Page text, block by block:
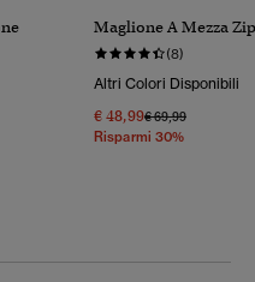
Maglione A Mezza
(8)
Altri Colori Disponibili
€ 48,99Prezzo Ridotto Da
€ 69,99A
Risparmi 30%